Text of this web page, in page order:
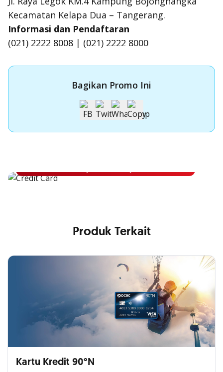
Kecamatan Kelapa Dua – Tangerang.
Informasi dan Pendaftaran
(021) 2222 8008 | (021) 2222 8000
Bagikan Promo Ini
Apply Kartu Kredit OCBC NISP
Produk Terkait
Kartu Kredit 90°N